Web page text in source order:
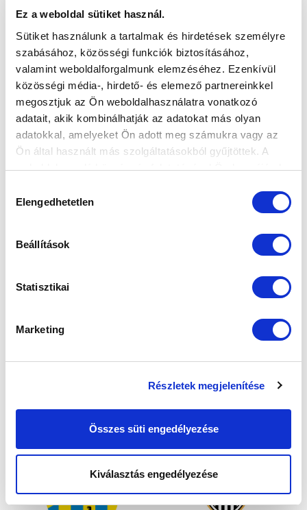
Ez a weboldal sütiket használ.
Sütiket használunk a tartalmak és hirdetések személyre
szabásához, közösségi funkciók biztosításához,
valamint weboldalforgalmunk elemzéséhez. Ezenkívül
közösségi média-, hirdető- és elemező partnereinkkel
megosztjuk az Ön weboldalhasználatra vonatkozó
adatait, akik kombinálhatják az adatokat más olyan
adatokkal, amelyeket Ön adott meg számukra vagy az
Ön által használt más szolgáltatásokból gyűjtöttek. A
weboldalon való böngészés folytatásával Ön hozzájárul a
kiválasztása
Elengedhetetlen
Beállítások
Statisztikai
Marketing
Részletek megjelenítése
Összes süti engedélyezése
Kiválasztás engedélyezése